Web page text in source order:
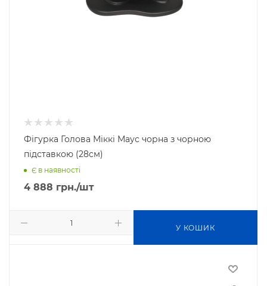
Фігурка Голова Міккі Маус чорна з чорною
підставкою (28см)
Є в наявності
4 888 грн./шт
У КОШИК